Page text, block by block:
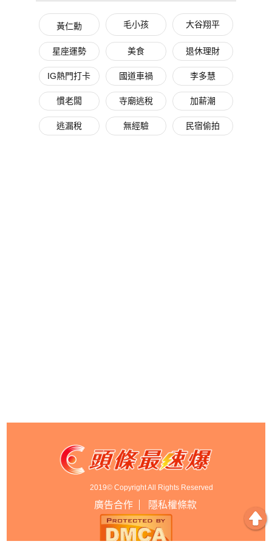
黃仁勳 毛小孩 大谷翔平
星座運勢 美食 退休理財
IG熱門打卡 國道車禍 李多慧
慣老闆 寺廟逃稅 加薪潮
逃漏稅 無經驗 民宿偷拍
2019© Copyright All Rights Reserved
廣告合作 隱私權條款